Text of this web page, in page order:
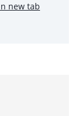
new tab